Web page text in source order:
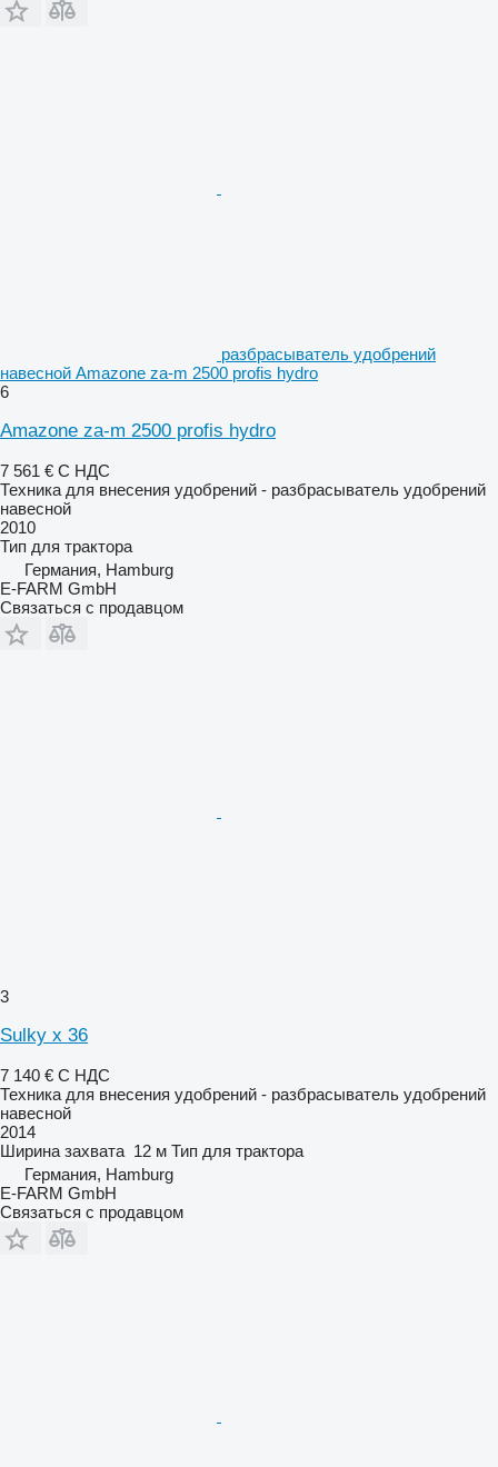
разбрасыватель удобрений
навесной Amazone za-m 2500 profis hydro
6
Amazone za-m 2500 profis hydro
7 561 € С НДС
Техника для внесения удобрений - разбрасыватель удобрений
навесной
2010
Тип для трактора
Германия, Hamburg
E-FARM GmbH
Связаться с продавцом
3
Sulky x 36
7 140 € С НДС
Техника для внесения удобрений - разбрасыватель удобрений
навесной
2014
Ширина захвата 12 м Тип для трактора
Германия, Hamburg
E-FARM GmbH
Связаться с продавцом